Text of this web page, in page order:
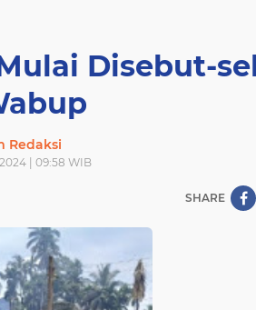
Disebut-
Redaksi
| 09:58 WIB
SHARE